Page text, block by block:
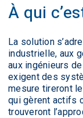
À qui
La solution
industrielle, aux
aux ingénieurs
exigent des
mesure tireront
qui gèrent actifs
trouveront